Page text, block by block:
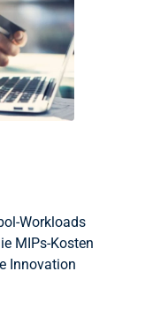
Workloads
MIPs-Kosten
Innovation